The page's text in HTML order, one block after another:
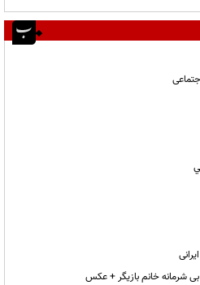
شرمانه خانم بازیگر + عکس